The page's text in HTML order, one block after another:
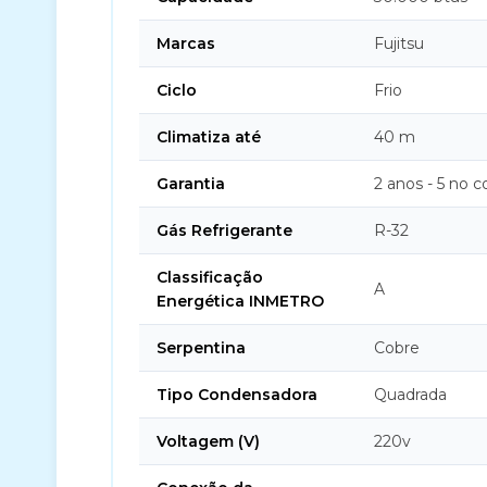
Marcas Fujitsu
Ciclo Frio
Climatiza até 40 m
Garantia 2 anos - 5 no
Gás Refrigerante R-32
Classificação
Energética INMETRO
A
Serpentina Cobre
Tipo Condensadora Quadrada
Voltagem (V) 220v